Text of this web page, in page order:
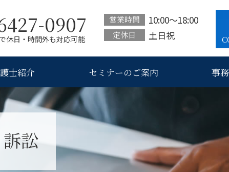
訟
0907
休日・時間外も対応可能
営業時間 10:00～18:00
定休日 土日祝
士紹介 セミナーのご案内 事